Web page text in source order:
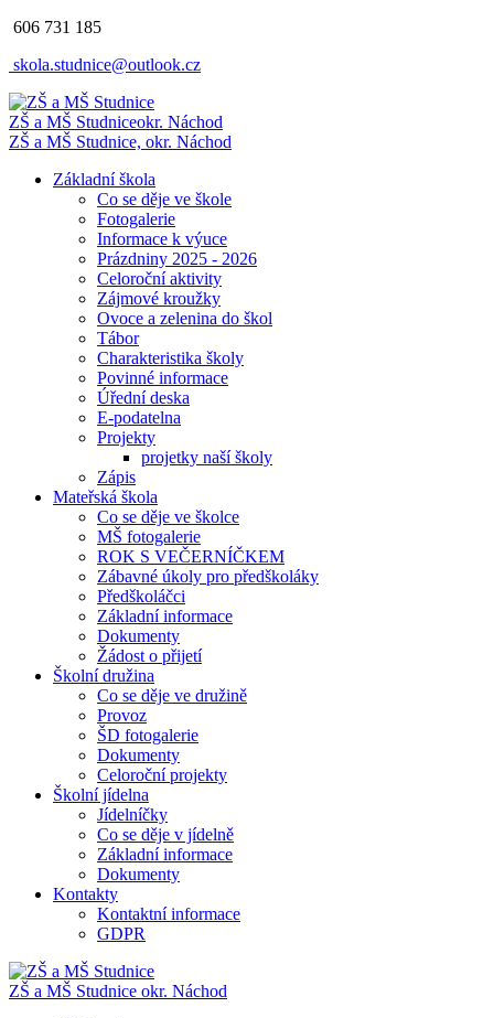
606 731 185
skola.studnice@outlook.cz
ZŠ a MŠ Studniceokr. Náchod
ZŠ a MŠ Studnice, okr. Náchod
Základní škola
Co se děje ve škole
Fotogalerie
Informace k výuce
Prázdniny 2025 - 2026
Celoroční aktivity
Zájmové kroužky
Ovoce a zelenina do škol
Tábor
Charakteristika školy
Povinné informace
Úřední deska
E-podatelna
Projekty
projetky naší školy
Zápis
Mateřská škola
Co se děje ve školce
MŠ fotogalerie
ROK S VEČERNÍČKEM
Zábavné úkoly pro předškoláky
Předškoláčci
Základní informace
Dokumenty
Žádost o přijetí
Školní družina
Co se děje ve družině
Provoz
ŠD fotogalerie
Dokumenty
Celoroční projekty
Školní jídelna
Jídelníčky
Co se děje v jídelně
Základní informace
Dokumenty
Kontakty
Kontaktní informace
GDPR
ZŠ a MŠ Studnice okr. Náchod